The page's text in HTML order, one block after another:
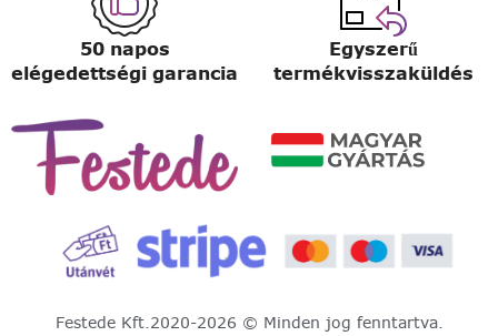
50 napos
elégedettségi garancia
Egyszerű
termékvisszaküldés
Festede Kft.2020-2026 © Minden jog fenntartva.